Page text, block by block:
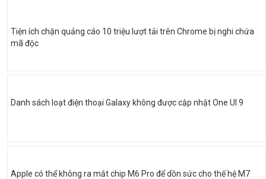
Tiện ích chặn quảng cáo 10 triệu lượt tải trên Chrome bị nghi chứa
mã độc
Danh sách loạt điện thoại Galaxy không được cập nhật One UI 9
Apple có thể không ra mắt chip M6 Pro để dồn sức cho thế hệ M7